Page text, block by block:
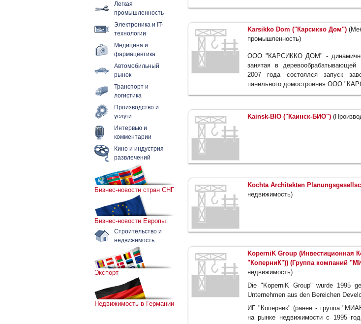
Легкая
промышленность
Электроника и IT-
технологии
Медицина и
фармацевтика
Автомобильный
рынок
Транспорт и
логистика
Производство и
услуги
Интервью и
комментарии
Кино и индустрия
развлечений
Бизнес-новости стран СНГ
Бизнес-новости Европы
Строительство и
недвижимость
Экспорт
Недвижимость в Германии
Karsikko Dom ("Карсикко Дом")
промышленность)
ООО "КАРСИККО ДОМ" - динамично
занятая в
2007 года состоялся запуск
панельного домостроения ООО
Kainsk-BIO ("Каинск-БИО")
Kochta Architekten
недвижимость)
KoperniK Group (Инвестиционная
"КоперниК")) (Группа компаний
недвижимость)
Die "KoperniK Group" wurde 1995
Unternehmen aus den Bereichen
ИГ "Коперник" (ранее - группа
на рынке недвижимости с 1995